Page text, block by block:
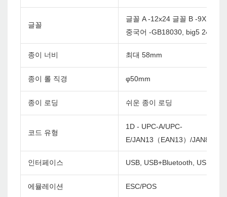
글꼴
글꼴 A -12x24 글꼴 B -9X17
중국어 -GB18030, big5
종이 너비 최대 58mm
종이 롤 직경 φ50mm
종이 로딩 쉬운 종이 로딩
코드 유형
1D - UPC-A/UPC-
E/JAN13（EAN13）/JAN8（
인터페이스 USB, USB+Bluetooth,
에뮬레이션 ESC/POS